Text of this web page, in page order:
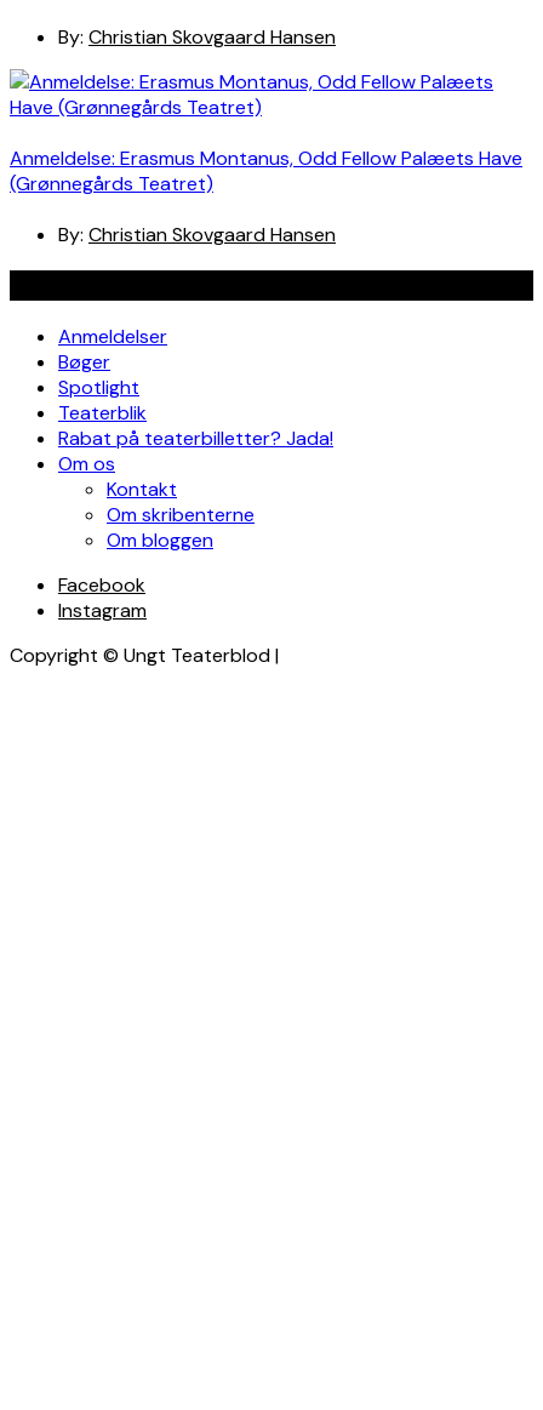
By: Christian Skovgaard Hansen
Anmeldelse: Erasmus Montanus, Odd Fellow Palæets Have
(Grønnegårds Teatret)
By: Christian Skovgaard Hansen
Anmeldelser
Bøger
Spotlight
Teaterblik
Rabat på teaterbilletter? Jada!
Om os
Kontakt
Om skribenterne
Om bloggen
Facebook
Instagram
Copyright © Ungt Teaterblod |